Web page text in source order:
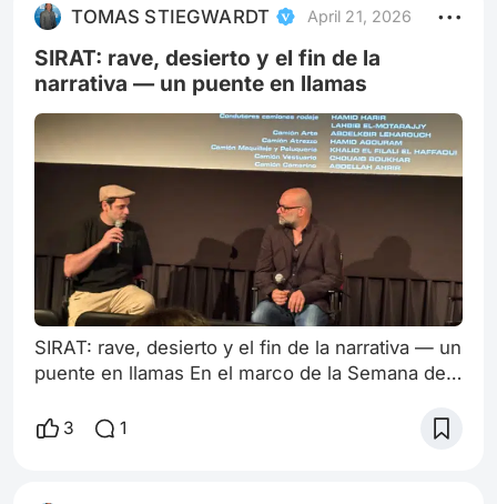
equipo —figura clave en la circulación del cine
latinoamericano entre territorios—, e
TOMAS STIEGWARDT April 21, 2026
SIRAT: rave, desierto y el fin de la
narrativa — un puente en llamas
SIRAT: rave, desierto y el fin de la narrativa — un
puente en llamas En el marco de la Semana de
curaduría tan precisa como arriesgada de Diana
3 1